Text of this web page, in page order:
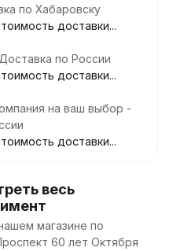
по Хабаровску
доставки...
по России
доставки...
на ваш выбор -
доставки...
весь
магазине по
60 лет Октября